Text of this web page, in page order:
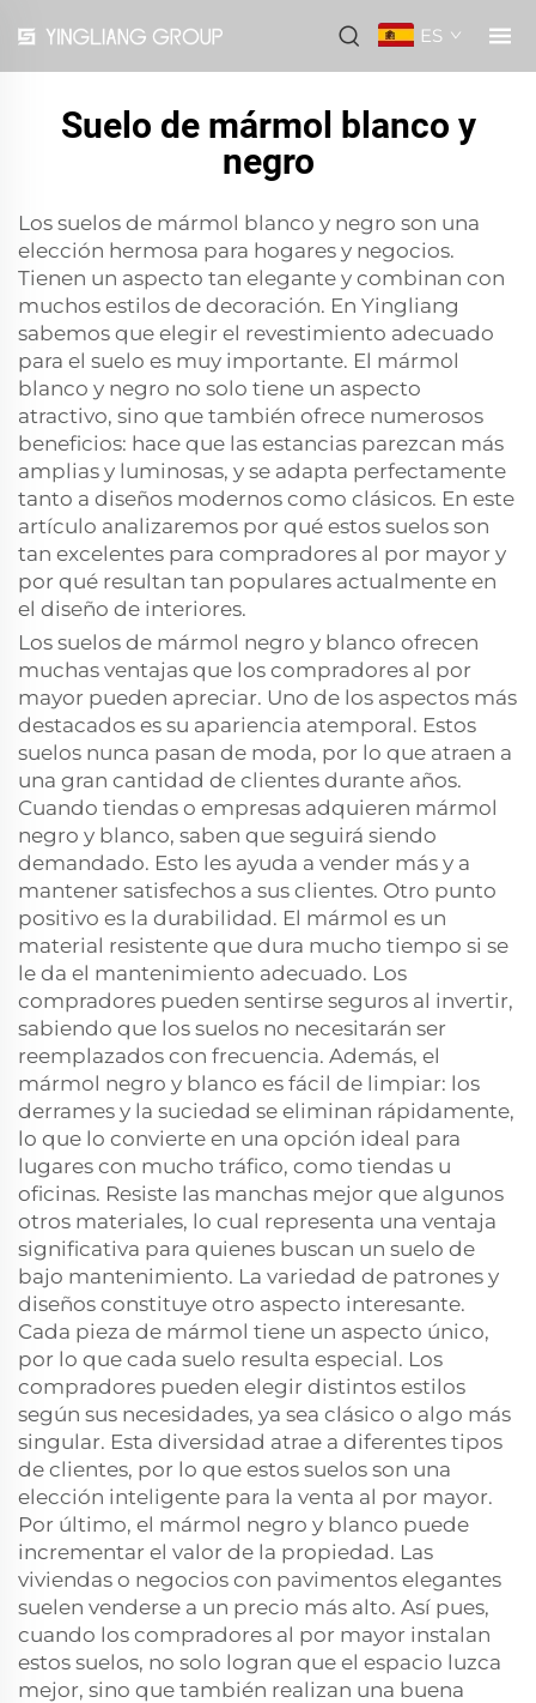
ES
Suelo de mármol blanco y
negro
Los suelos de mármol blanco y negro son una
elección hermosa para hogares y negocios.
Tienen un aspecto tan elegante y combinan con
muchos estilos de decoración. En Yingliang
sabemos que elegir el revestimiento adecuado
para el suelo es muy importante. El mármol
blanco y negro no solo tiene un aspecto
atractivo, sino que también ofrece numerosos
beneficios: hace que las estancias parezcan más
amplias y luminosas, y se adapta perfectamente
tanto a diseños modernos como clásicos. En este
artículo analizaremos por qué estos suelos son
tan excelentes para compradores al por mayor y
por qué resultan tan populares actualmente en
el diseño de interiores.
Los suelos de mármol negro y blanco ofrecen
muchas ventajas que los compradores al por
mayor pueden apreciar. Uno de los aspectos más
destacados es su apariencia atemporal. Estos
suelos nunca pasan de moda, por lo que atraen a
una gran cantidad de clientes durante años.
Cuando tiendas o empresas adquieren mármol
negro y blanco, saben que seguirá siendo
demandado. Esto les ayuda a vender más y a
mantener satisfechos a sus clientes. Otro punto
positivo es la durabilidad. El mármol es un
material resistente que dura mucho tiempo si se
le da el mantenimiento adecuado. Los
compradores pueden sentirse seguros al invertir,
sabiendo que los suelos no necesitarán ser
reemplazados con frecuencia. Además, el
mármol negro y blanco es fácil de limpiar: los
derrames y la suciedad se eliminan rápidamente,
lo que lo convierte en una opción ideal para
lugares con mucho tráfico, como tiendas u
oficinas. Resiste las manchas mejor que algunos
otros materiales, lo cual representa una ventaja
significativa para quienes buscan un suelo de
bajo mantenimiento. La variedad de patrones y
diseños constituye otro aspecto interesante.
Cada pieza de mármol tiene un aspecto único,
por lo que cada suelo resulta especial. Los
compradores pueden elegir distintos estilos
según sus necesidades, ya sea clásico o algo más
singular. Esta diversidad atrae a diferentes tipos
de clientes, por lo que estos suelos son una
elección inteligente para la venta al por mayor.
Por último, el mármol negro y blanco puede
incrementar el valor de la propiedad. Las
viviendas o negocios con pavimentos elegantes
suelen venderse a un precio más alto. Así pues,
cuando los compradores al por mayor instalan
estos suelos, no solo logran que el espacio luzca
mejor, sino que también realizan una buena